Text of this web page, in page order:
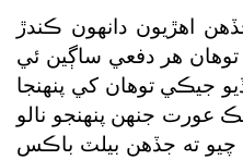
اهڙيون دانهون ڪندڙ
توهان هر دفعي ساڳين ئي
جيڪي توهان کي پنهنجا
عورت جنهن پنهنجو نالو
چيو ته جڏهن بيلٽ باڪس